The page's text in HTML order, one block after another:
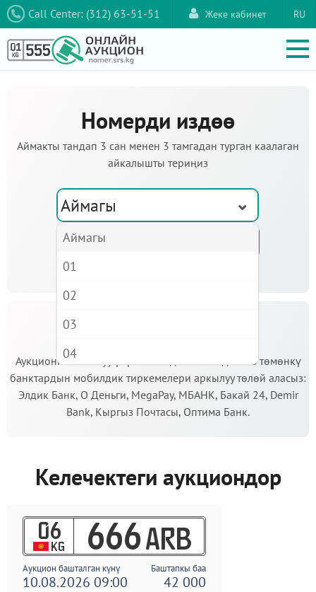
Call Center: (312) 63-51-51 RU
Жеке кабинет
Номерди издөө
Аймакты тандап 3 сан менен 3 тамгадан турган каалаган
айкалышты териңиз
Аймагы
Аукционго катышуу үчүн кепилдик салымды Сиз төмөнкү
банктардын мобилдик тиркемелери аркылуу төлөй аласыз:
Элдик Банк, О Деньги, MegaPay, МБАНК, Бакай 24, Demir
Bank, Кыргыз Почтасы, Оптима Банк.
Келечектеги аукциондор
06
KG 666 ARB
Аукцион башталган күнү Баштапкы баа
10.08.2026 09:00 42 000
Аймагы
01
02
03
04
05
06